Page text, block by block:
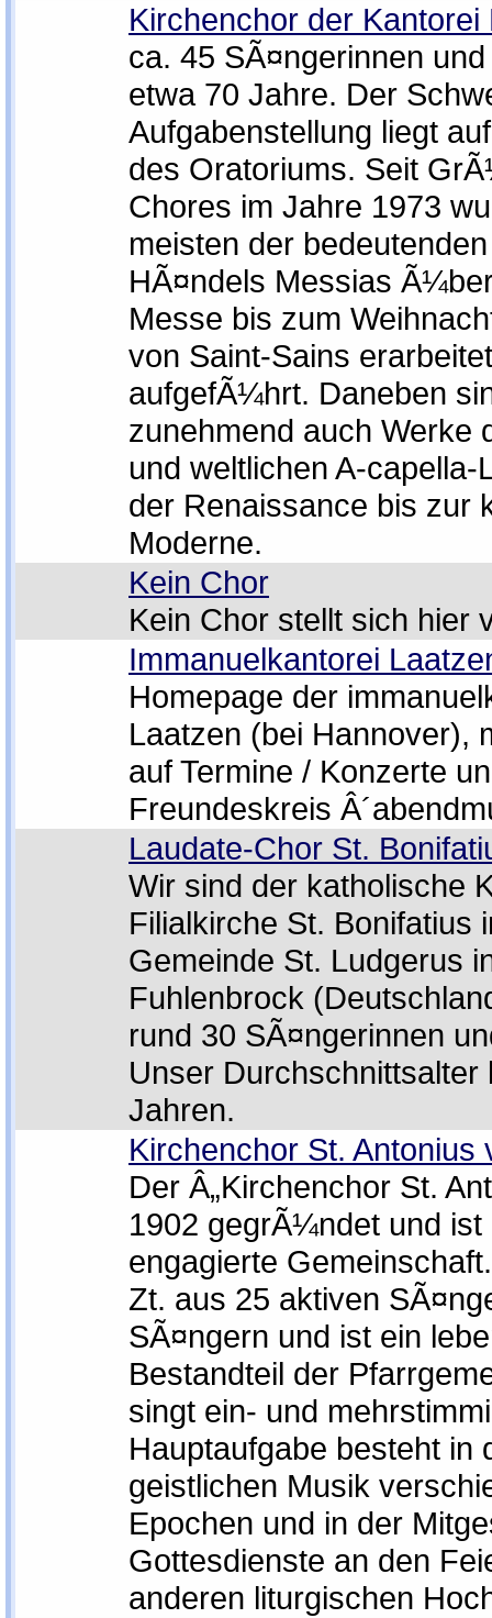
Kirchenchor der Kantorei
ca. 45 SÃ¤ngerinnen
etwa 70 Jahre. Der
Aufgabenstellung liegt
des Oratoriums. Seit
Chores im Jahre 1973
meisten der
HÃ¤ndels Messias
Messe bis zum
von Saint-Sains
aufgefÃ¼hrt. Daneben
zunehmend auch Werke
und weltlichen A-capella-
der Renaissance bis zur
Moderne.
Kein Chor
Kein Chor stellt sich hier
Immanuelkantorei
Homepage der
Laatzen (bei Hannover),
auf Termine / Konzerte
Freundeskreis
Laudate-Chor St.
Wir sind der katholische
Filialkirche St. Bonifatius
Gemeinde St. Ludgerus
Fuhlenbrock
rund 30 SÃ¤ngerinnen
Unser Durchschnittsalter
Jahren.
Kirchenchor St. Antonius
Der Â„Kirchenchor St.
1902 gegrÃ¼ndet und ist
engagierte
Zt. aus 25 aktiven
SÃ¤ngern und ist ein
Bestandteil der
singt ein- und
Hauptaufgabe besteht in
geistlichen Musik
Epochen und in der
Gottesdienste an den
anderen liturgischen